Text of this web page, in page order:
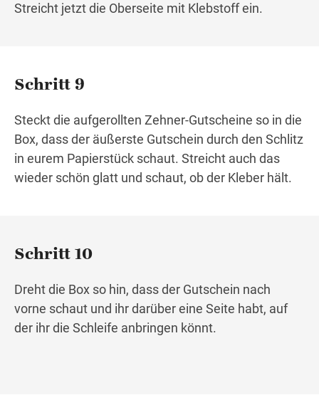
Streicht jetzt die Oberseite mit Klebstoff ein.
Schritt 9
Steckt die aufgerollten Zehner-Gutscheine so in die
Box, dass der äußerste Gutschein durch den Schlitz
in eurem Papierstück schaut. Streicht auch das
wieder schön glatt und schaut, ob der Kleber hält.
Schritt 10
Dreht die Box so hin, dass der Gutschein nach
vorne schaut und ihr darüber eine Seite habt, auf
der ihr die Schleife anbringen könnt.